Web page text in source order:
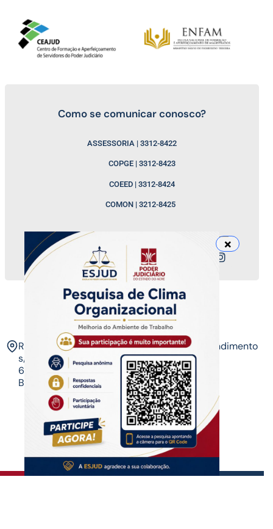
Como se comunicar conosco?
ASSESSORIA | 3312-8422
COPGE | 3312-8423
COEED | 3312-8424
COMON | 3212-8425
Nossos canais
ESJUD
Rua Tribunal de Justiça,
s/n. Via Verde.
69.915-631 – Rio
Branco-AC.​
Horário de Atendimento
07 às 14 horas​
Copyrigth ® | Escola do Poder Judiciário
Todos os direitos reservados